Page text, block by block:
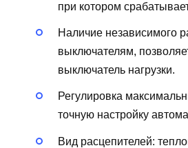
при котором
Наличие независимого
выключателям,
выключатель нагрузки.
Регулировка
точную настройку
Вид расцепителей: